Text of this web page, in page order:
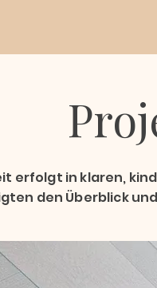
erfolgt in klaren,
den Überblick